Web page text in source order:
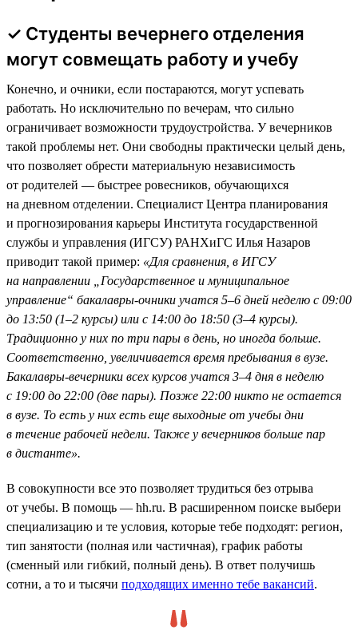
✓ Студенты вечернего отделения
могут совмещать работу и учебу
Конечно, и очники, если постараются, могут успевать
работать. Но исключительно по вечерам, что сильно
ограничивает возможности трудоустройства. У вечерников
такой проблемы нет. Они свободны практически целый день,
что позволяет обрести материальную независимость
от родителей — быстрее ровесников, обучающихся
на дневном отделении. Специалист Центра планирования
и прогнозирования карьеры Института государственной
службы и управления (ИГСУ) РАНХиГС Илья Назаров
приводит такой пример: «Для сравнения, в ИГСУ
на направлении „Государственное и муниципальное
управление“ бакалавры-очники учатся 5–6 дней неделю с 09:00
до 13:50 (1–2 курсы) или с 14:00 до 18:50 (3–4 курсы).
Традиционно у них по три пары в день, но иногда больше.
Соответственно, увеличивается время пребывания в вузе.
Бакалавры-вечерники всех курсов учатся 3–4 дня в неделю
с 19:00 до 22:00 (две пары). Позже 22:00 никто не остается
в вузе. То есть у них есть еще выходные от учебы дни
в течение рабочей недели. Также у вечерников больше пар
в дистанте».
В совокупности все это позволяет трудиться без отрыва
от учебы. В помощь — hh.ru. В расширенном поиске выбери
специализацию и те условия, которые тебе подходят: регион,
тип занятости (полная или частичная), график работы
(сменный или гибкий, полный день). В ответ получишь
сотни, а то и тысячи подходящих именно тебе вакансий.